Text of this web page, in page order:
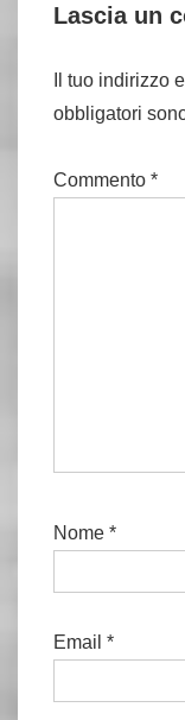
Lascia un
Il tuo indirizzo
obbligatori
Commento *
Nome *
Email *